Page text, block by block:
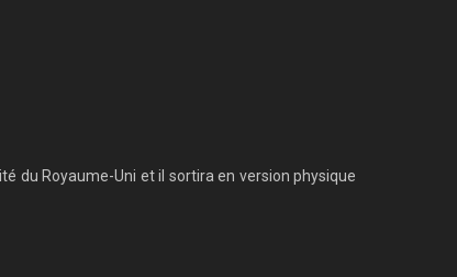
du Royaume-Uni et il sortira en version physique